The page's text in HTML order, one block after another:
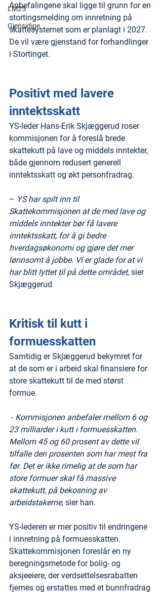
LM25
Gjensidige
Anbefalingene skal ligge til grunn for en
stortingsmelding om innretning på
skattesystemet som er planlagt i 2027.
De vil være gjenstand for forhandlinger
i Stortinget.
Positivt med lavere
inntektsskatt
YS-leder Hans-Erik Skjæggerud roser
kommisjonen for å foreslå brede
skattekutt på lave og middels inntekter,
både gjennom redusert generell
inntektsskatt og økt personfradrag.
– YS har spilt inn til
Skattekommisjonen at de med lave og
middels inntekter bør få lavere
inntektsskatt, for å gi bedre
hverdagsøkonomi og gjøre det mer
lønnsomt å jobbe. Vi er glade for at vi
har blitt lyttet til på dette området, sier
Skjæggerud
Kritisk til kutt i
formuesskatten
Samtidig er Skjæggerud bekymret for
at de som er i arbeid skal finansiere for
store skattekutt til de med størst
formue.
- Kommisjonen anbefaler mellom 6 og
23 milliarder i kutt i formuesskatten.
Mellom 45 og 60 prosent av dette vil
tilfalle den prosenten som har mest fra
før. Det er ikke rimelig at de som har
store formuer skal få massive
skattekutt, på bekosning av
arbeidstakerne, sier han.
YS-lederen er mer positiv til endringene
i innretning på formuesskatten.
Skattekommisjonen foreslår en ny
beregningsmetode for bolig- og
aksjeeiere, der verdsettelsesrabatten
fjernes og erstattes med et bunnfradrag